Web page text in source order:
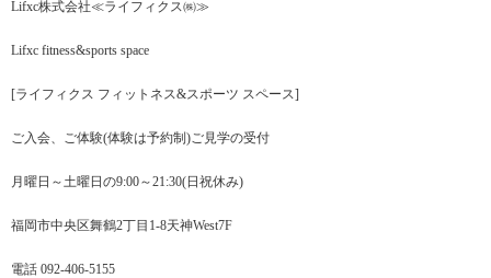
Lifxc株式会社≪ライフィクス㈱≫
Lifxc fitness&sports space
[ライフィクス フィットネス&スポーツ スペース]
ご入会、ご体験(体験は予約制)ご見学の受付
月曜日～土曜日の9:00～21:30(日祝休み)
福岡市中央区舞鶴2丁目1-8天神West7F
電話 092-406-5155